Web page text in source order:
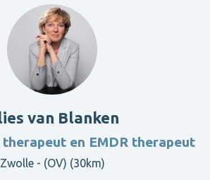
van Blanken
en EMDR therapeut
Zwolle - (OV) (30km)